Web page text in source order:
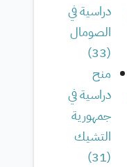
دراسية في
الصومال
(
33
)
منح
دراسية في
جمهورية
التشيك
(
31
)